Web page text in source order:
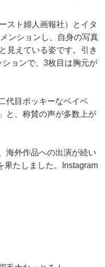
スト婦人画報社）とイタ
ンションし、自身の写真
見えている姿です。引き
ョンで、3枚目は胸元が
代目ポッキーなベイベ
と、称賛の声が多数上が
海外作品への出演が続い
果たしました。Instagram